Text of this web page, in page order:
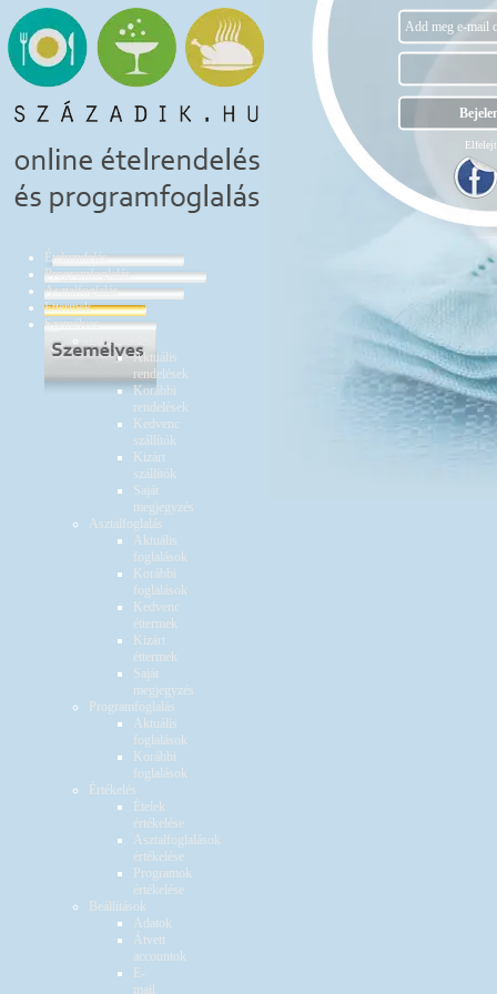
Ételrendelés
Programfoglalás
Asztalfoglalás
Éttermek
Személyes
Ételrendelés
Aktuális
rendelések
Korábbi
rendelések
Kedvenc
szállítók
Kizárt
szállítók
Saját
megjegyzés
Asztalfoglalás
Aktuális
foglalások
Korábbi
foglalások
Kedvenc
éttermek
Kizárt
éttermek
Saját
megjegyzés
Programfoglalás
Aktuális
foglalások
Korábbi
foglalások
Értékelés
Ételek
értékelése
Asztalfoglalások
értékelése
Programok
értékelése
Beállítások
Adatok
Átvett
accountok
E-
mail